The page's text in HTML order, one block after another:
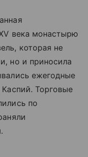
века монастырю
которая не
но и приносила
ежегодные
Торговые
по